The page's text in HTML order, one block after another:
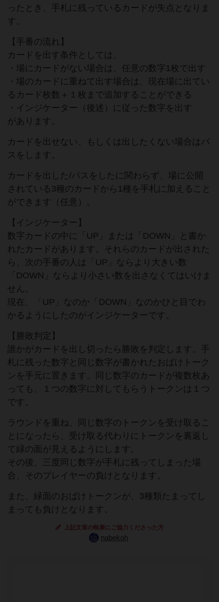
ったとき、手札に残っているカードが失点となりま
す。
【手番の流れ】
カードを出す条件としては、
・場にカードがない場合は、任意の数字1枚で出す
・場のカードに重ねて出す場合は、現在場に出てい
るカード枚数＋１枚まで追加することができる
・インジケーター（後述）に従った数字を出す
があります。
カードを出せない、もしくは出したくない場合はパ
スをします。
カードを出した/パスをしたに関わらず、場に公開
されている3種のカードから1種を手札に加えること
ができます（任意）。
【インジケーター】
数字カードの中に「UP」または「DOWN」と書か
れたカードがあります。それらのカードが出された
ら、次の手番の人は「UP」ならより大きい数
「DOWN」ならより小さい数を出さなくてはいけま
せん。
現在、「UP」なのか「DOWN」なのかひと目でわ
かるようにしたのがインジケーターです。
【勝敗判定】
誰かがカードを出し切ったら勝敗を判定します。手
札に残った数字と同じ数字が書かれたおばけトーク
ンを手元に置きます。同じ数字のカードが複数枚あ
っても、１つの数字に対してもらうトークンは１つ
です。
ラウンドを重ね、同じ数字のトークンを受け取るこ
とになったら、受け取る代わりにトークンを裏返し
て緑の面が見えるようにします。
その後、三度同じ数字が手札に残ってしまった場
合、そのプレイヤーの負けとなります。
また、緑面のおばけトークンが、3種類たまってし
まっても負けとなります。
上記文章の執筆にご協力くださった方
nabekoh